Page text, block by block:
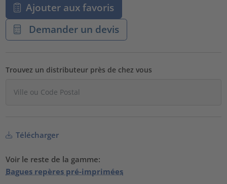
Ajouter aux favoris
Demander un devis
Trouvez un distributeur près de chez vous
Télécharger
Voir le reste de la gamme:
Bagues repères pré-imprimées